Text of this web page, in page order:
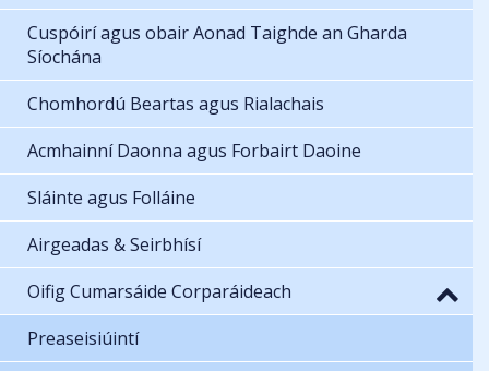
Cuspóirí agus obair Aonad Taighde an Gharda
Síochána
Chomhordú Beartas agus Rialachais
Acmhainní Daonna agus Forbairt Daoine
Sláinte agus Folláine
Airgeadas & Seirbhísí
Oifig Cumarsáide Corparáideach
Preaseisiúintí